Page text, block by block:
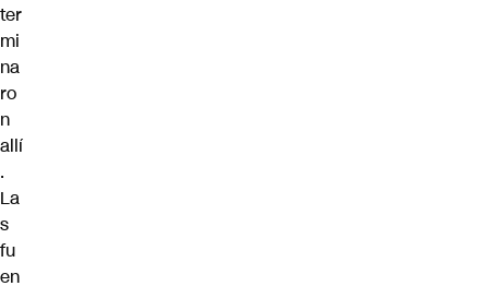
ter
mi
na
ro
n
allí
.
La
s
fu
en